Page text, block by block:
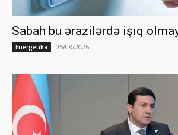
Sabah bu ərazilərdə işıq
Energetika 05/08/2026